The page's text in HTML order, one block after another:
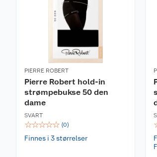
PIERRE ROBERT
Pierre Robert hold-in
strømpebukse 50 den
dame
SVART
☆☆☆☆☆ (0)
Finnes i 3 størrelser